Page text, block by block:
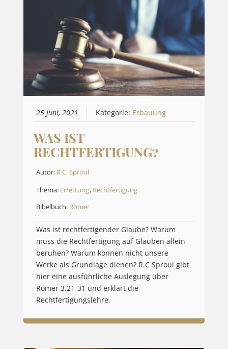
25 Juni, 2021 Kategorie: Erbauung
WAS IST
RECHTFERTIGUNG?
Autor: R.C. Sproul
Thema: Errettung, Rechtfertigung
Bibelbuch: Römer
Was ist rechtfertigender Glaube? Warum
muss die Rechtfertigung auf Glauben allein
beruhen? Warum können nicht unsere
Werke als Grundlage dienen? R.C Sproul gibt
hier eine ausführliche Auslegung über
Römer 3,21-31 und erklärt die
Rechtfertigungslehre.